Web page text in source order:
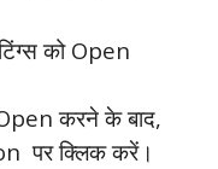
को Open
करने के बाद,
पर क्लिक करें।